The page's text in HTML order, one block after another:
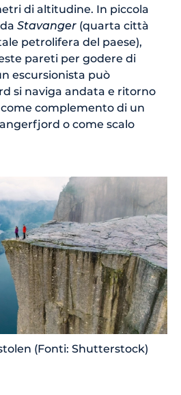
di altitudine. In piccola
Stavanger (quarta città
petrolifera del paese),
pareti per godere di
escursionista può
si naviga andata e ritorno
come complemento di un
o come scalo
(Fonti: Shutterstock)